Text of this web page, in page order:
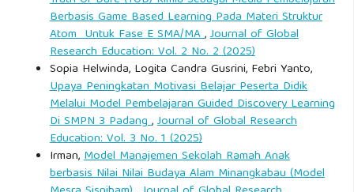
Berbasis Game Based Learning Pada Materi Struktur
Atom Untuk Fase E SMA/MA,Journal of Global
Research Education: Vol. 2 No. 2 (2025)
Sopia Helwinda, Logita Candra Gusrini, Febri Yanto,
Upaya Peningkatan Motivasi Belajar Peserta Didik
Melalui Model Pembelajaran Guided Discovery Learning
Di SMPN 3 Padang,Journal of Global Research
Education: Vol. 3 No. 1 (2025)
Irman,Model Manajemen Sekolah Ramah Anak
berbasis Nilai Nilai Budaya Alam Minangkabau (Model